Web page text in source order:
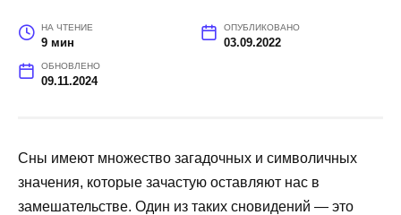
НА ЧТЕНИЕ
9 мин
ОПУБЛИКОВАНО
03.09.2022
ОБНОВЛЕНО
09.11.2024
Сны имеют множество загадочных и символичных
значения, которые зачастую оставляют нас в
замешательстве. Один из таких сновидений — это